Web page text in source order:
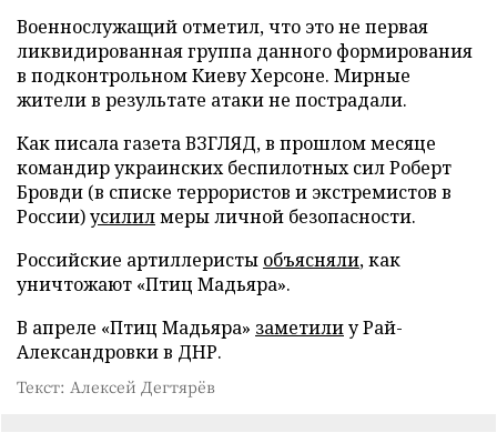
Военнослужащий отметил, что это не первая
ликвидированная группа данного формирования
в подконтрольном Киеву Херсоне. Мирные
жители в результате атаки не пострадали.
Как писала газета ВЗГЛЯД, в прошлом месяце
командир украинских беспилотных сил Роберт
Бровди (в списке террористов и экстремистов в
России)усилилмеры личной безопасности.
Российские артиллеристы объясняли, как
уничтожают «Птиц Мадьяра».
В апреле «Птиц Мадьяра» заметилиу Рай-
Александровки в ДНР.
Текст: Алексей Дегтярёв